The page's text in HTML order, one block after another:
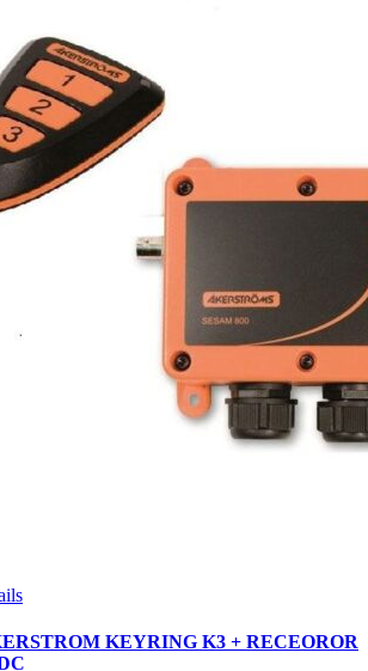
KEYRING K3 + RECEOROR